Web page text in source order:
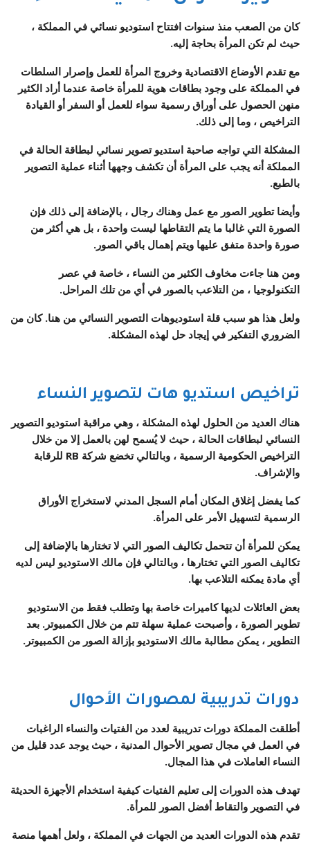
كان من الصعب منذ سنوات افتتاح استوديو نسائي في المملكة ،
حيث لم تكن المرأة بحاجة إليه.
مع تقدم الأوضاع الاقتصادية وخروج المرأة للعمل وإصرار السلطات
في المملكة على وجود بطاقات هوية للمرأة خاصة عندما أراد الكثير
منهن الحصول على أوراق رسمية سواء للعمل أو السفر أو القيادة
التراخيص ، وما إلى ذلك.
المشكلة التي تواجه صاحبة استديو تصوير نسائي لبطاقة الحالة في
المملكة أنه يجب على المرأة أن تكشف وجهها أثناء عملية التصوير
بالطبع.
وأيضا تطوير الصور مع عمل وهناك رجال ، بالإضافة إلى ذلك فإن
الصورة التي غالبا ما يتم التقاطها ليست واحدة ، بل هي أكثر من
صورة واحدة متفق عليها ويتم إهمال باقي الصور.
ومن هنا جاءت مخاوف الكثير من النساء ، خاصة في عصر
التكنولوجيا ، من التلاعب بالصور في أي من تلك المراحل.
ولعل هذا هو سبب قلة استوديوهات التصوير النسائي من هنا. كان من
الضروري التفكير في إيجاد حل لهذه المشكلة.
تراخيص استديو هات لتصوير النساء
هناك العديد من الحلول لهذه المشكلة ، وهي مراقبة استوديو التصوير
النسائي لبطاقات الحالة ، حيث لا يُسمح لهن بالعمل إلا من خلال
التراخيص الحكومية الرسمية ، وبالتالي تخضع شركة RB للرقابة
والإشراف.
كما يفضل إغلاق المكان أمام السجل المدني لاستخراج الأوراق
الرسمية لتسهيل الأمر على المرأة.
يمكن للمرأة أن تتحمل تكاليف الصور التي لا تختارها بالإضافة إلى
تكاليف الصور التي تختارها ، وبالتالي فإن مالك الاستوديو ليس لديه
أي مادة يمكنه التلاعب بها.
بعض العائلات لديها كاميرات خاصة بها وتطلب فقط من الاستوديو
تطوير الصورة ، وأصبحت عملية سهلة تتم من خلال الكمبيوتر. بعد
التطوير ، يمكن مطالبة مالك الاستوديو بإزالة الصور من الكمبيوتر.
دورات تدريبية لمصورات الأحوال
أطلقت المملكة دورات تدريبية لعدد من الفتيات والنساء الراغبات
في العمل في مجال تصوير الأحوال المدنية ، حيث يوجد عدد قليل من
النساء العاملات في هذا المجال.
تهدف هذه الدورات إلى تعليم الفتيات كيفية استخدام الأجهزة الحديثة
في التصوير والتقاط أفضل الصور للمرأة.
تقدم هذه الدورات العديد من الجهات في المملكة ، ولعل أهمها منصة